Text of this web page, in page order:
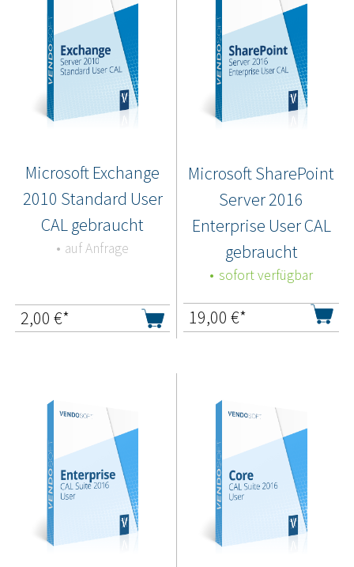
Microsoft Exchange
2010 Standard User
CAL gebraucht
auf Anfrage
2,00 €*
Microsoft SharePoint
Server 2016
Enterprise User CAL
gebraucht
sofort verfügbar
19,00 €*